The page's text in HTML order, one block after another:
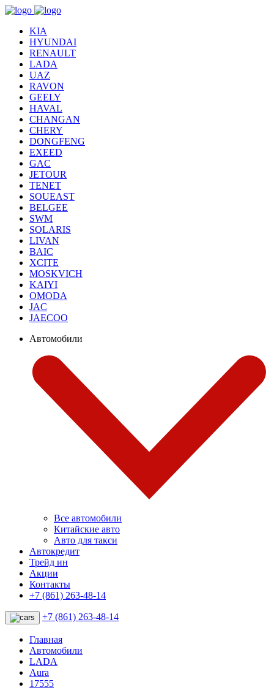
KIA
HYUNDAI
RENAULT
LADA
UAZ
RAVON
GEELY
HAVAL
CHANGAN
CHERY
DONGFENG
EXEED
GAC
JETOUR
TENET
SOUEAST
BELGEE
SWM
SOLARIS
LIVAN
BAIC
XCITE
MOSKVICH
KAIYI
OMODA
JAC
JAECOO
Автомобили
Все автомобили
Китайские авто
Авто для такси
Автокредит
Трейд ин
Акции
Контакты
+7 (861) 263-48-14
+7 (861) 263-48-14
Главная
Автомобили
LADA
Aura
17555